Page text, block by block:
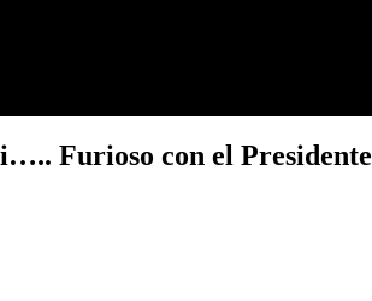
Furioso con el Presidente